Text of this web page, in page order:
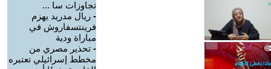
تجاوزات سا ...
- ريال مدريد يهزم
فرينتسفاروش في
مباراة ودية
- تحذير مصري من
مخطط إسرائيلي تعتبره